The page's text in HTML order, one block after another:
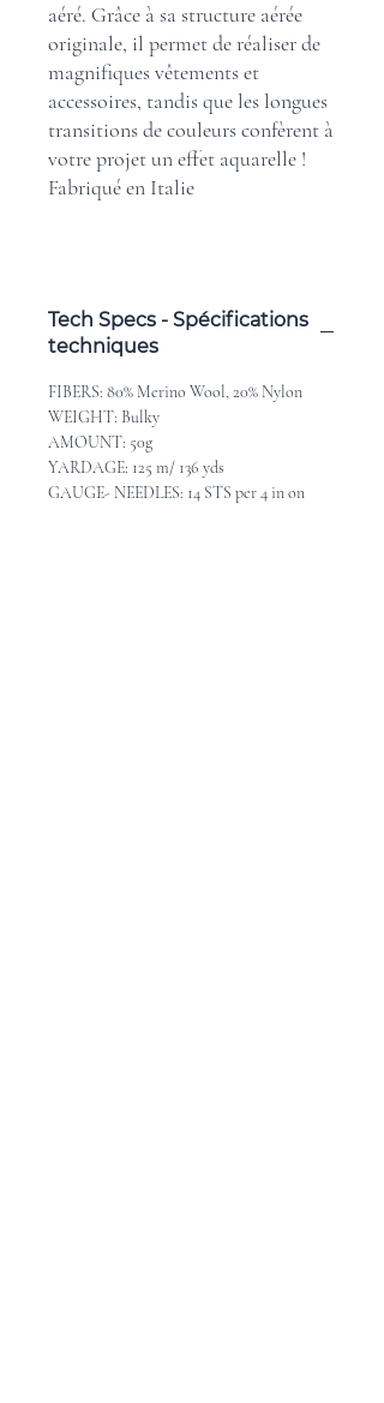
aéré. Grâce à sa structure aérée
originale, il permet de réaliser de
magnifiques vêtements et
accessoires, tandis que les longues
transitions de couleurs confèrent à
votre projet un effet aquarelle !
Fabriqué en Italie
Tech Specs - Spécifications
techniques
FIBERS: 80% Merino Wool, 20% Nylon
WEIGHT: Bulky
AMOUNT: 50g
YARDAGE: 125 m/ 136 yds
GAUGE- NEEDLES: 14 STS per 4 in on